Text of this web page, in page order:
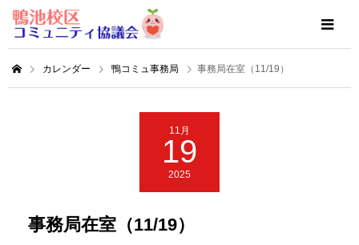
カレンダー 鴨コミュ事務局 事務局在室（11/19）
11月
19
2025
事務局在室（11/19）